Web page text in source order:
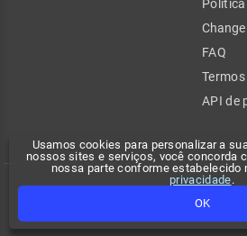
Usamos cookies para personalizar a
nossos sites e serviços, você concorda
nossa parte conforme estabelecido
privacidade.
OK
FAQ
API de
Copyright 2026 - Climatempo. Todos